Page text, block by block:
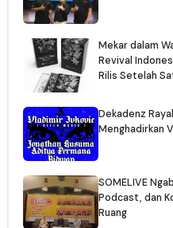
Mekar dalam
Revival
Rilis Setelah
Dekadenz
Menghadirkan
SOMELIVE
Podcast, dan
Ruang